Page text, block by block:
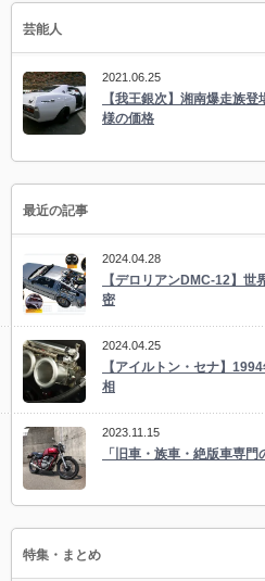
芸能人
2021.06.25
【我王銀次】湘南爆走族
様の価格
最近の記事
2024.04.28
【デロリアンDMC-12】
密
2024.04.25
【アイルトン・セナ】
相
2023.11.15
「旧車・族車・絶版車専
特集・まとめ